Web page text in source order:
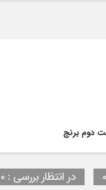
در انتظار بررسی : ۰